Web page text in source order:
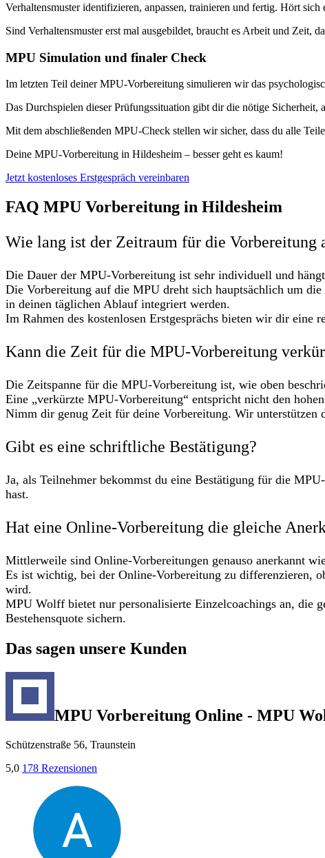
Verhaltensmuster identifizieren, anpassen, trainieren und fertig. Hört sich
Sind Verhaltensmuster erst mal ausgebildet, braucht es Arbeit und Zeit,
MPU Simulation und finaler Check
Im letzten Teil deiner MPU-Vorbereitung simulieren wir das
Das Durchspielen dieser Prüfungssituation gibt dir die nötige
Mit dem abschließenden MPU-Check stellen wir sicher, dass du alle
Deine MPU-Vorbereitung in Hildesheim – besser geht es kaum!
Jetzt kostenloses Erstgespräch vereinbaren
FAQ MPU Vorbereitung in Hildesheim
Wie lang ist der Zeitraum für die Vorbereitung
Die Dauer der MPU-Vorbereitung ist sehr individuell und
Die Vorbereitung auf die MPU dreht sich hauptsächlich um
in deinen täglichen Ablauf integriert werden.
Im Rahmen des kostenlosen Erstgesprächs bieten wir dir eine
Kann die Zeit für die MPU-Vorbereitung
Die Zeitspanne für die MPU-Vorbereitung ist, wie oben
Eine „verkürzte MPU-Vorbereitung“ entspricht nicht den
Nimm dir genug Zeit für deine Vorbereitung. Wir unterstützen
Gibt es eine schriftliche Bestätigung?
Ja, als Teilnehmer bekommst du eine Bestätigung für die
hast.
Hat eine Online-Vorbereitung die gleiche
Mittlerweile sind Online-Vorbereitungen genauso anerkannt
Es ist wichtig, bei der Online-Vorbereitung zu differenzieren,
wird.
MPU Wolff bietet nur personalisierte Einzelcoachings an, die
Bestehensquote sichern.
Das sagen unsere Kunden
MPU Vorbereitung Online - MPU
Schützenstraße 56, Traunstein
5,0 178 Rezensionen